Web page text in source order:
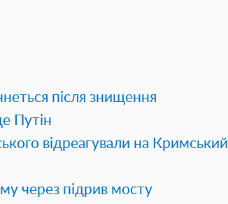
після знищення
Путін
відреагували на Кримський
через підрив мосту